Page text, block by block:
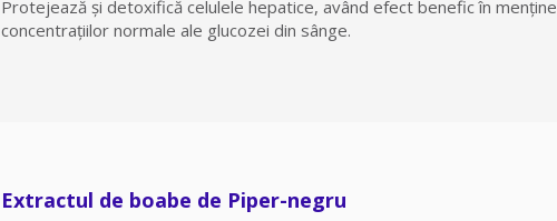
Protejează și detoxifică celulele hepatice, având efect benefic în
concentrațiilor normale ale glucozei din sânge.
Extractul de boabe de Piper-negru